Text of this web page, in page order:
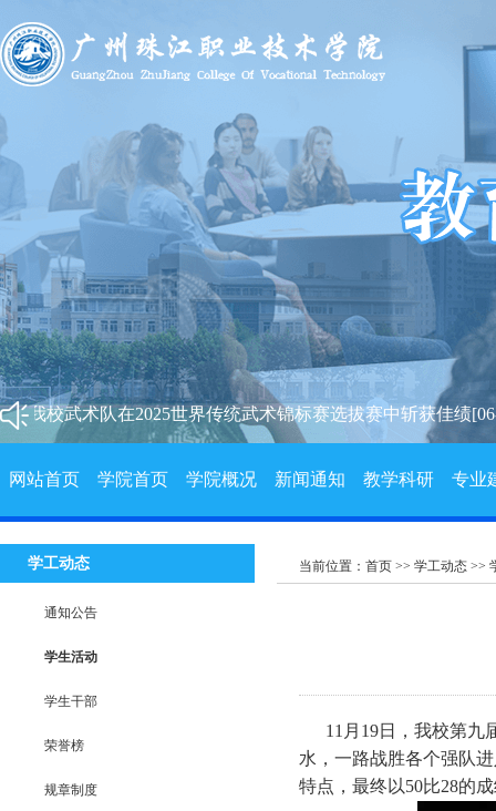
我校武术队在2025世界传统武术锦标赛选拔赛中斩获佳绩[06-
我校武术队在2025世界传统武术锦标赛选拔赛中斩获佳绩[06-
网站首页 学院首页 学院概况 新闻通知 教学科研 专业
学工动态
通知公告
学生活动
学生干部
荣誉榜
规章制度
当前位置： 首页 >> 学工动态 >>
11月19日，我校第九
水，一路战胜各个强队
特点，最终以50比28的